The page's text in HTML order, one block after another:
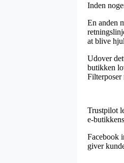
Inden
En anden
at blive
Udover
butikken
Filterposer
Trustpilot
e-
Facebook
giver